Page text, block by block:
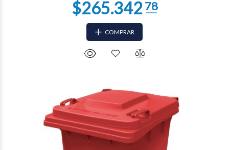
COMPRAR
$241.22070